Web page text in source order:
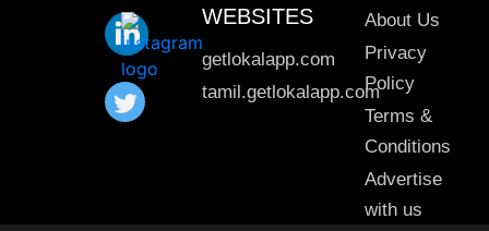
WEBSITES
getlokalapp.com
tamil.getlokalapp.com
About Us
Privacy
Policy
Terms &
Conditions
Advertise
with us